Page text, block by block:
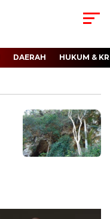
DAERAH HUKUM &